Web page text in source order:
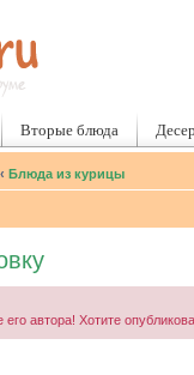
Вторые блюда
‹ Блюда из курицы
автора! Хотите